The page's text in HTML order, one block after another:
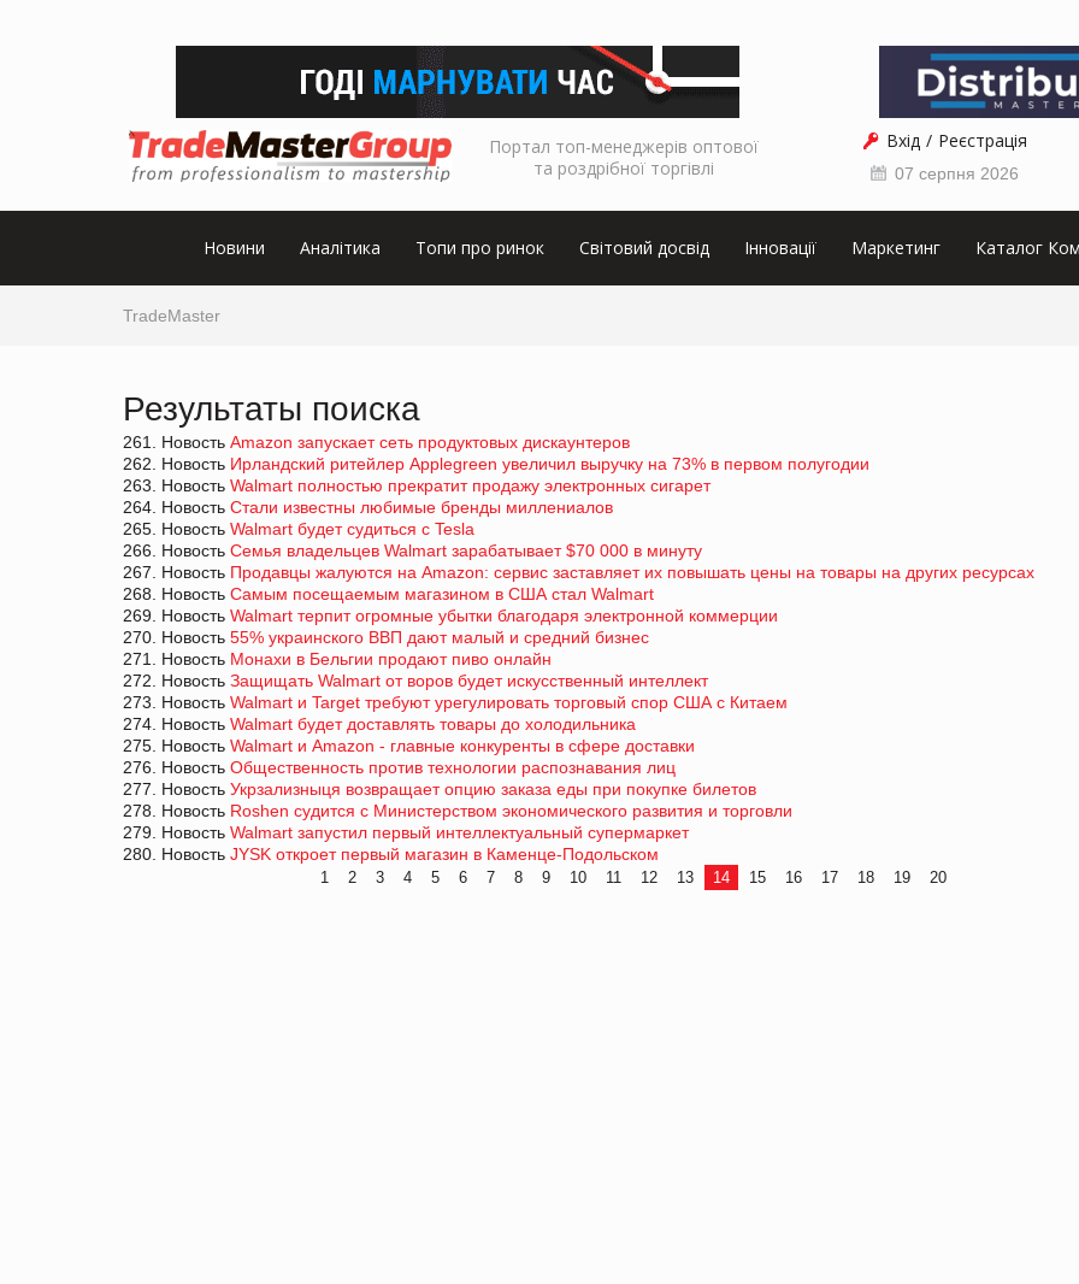
Портал топ-менеджерів оптової
та роздрібної торгівлі
Вхід Реєстрація
07 серпня 2026
Новини Аналітика Топи про ринок Світовий досвід Інновації Маркетинг Каталог
TradeMaster
Результаты поиска
261. Новость Amazon запускает сеть продуктовых дискаунтеров
262. Новость Ирландский ритейлер Applegreen увеличил выручку на 73% в первом полугодии
263. Новость Walmart полностью прекратит продажу электронных сигарет
264. Новость Стали известны любимые бренды миллениалов
265. Новость Walmart будет судиться с Tesla
266. Новость Семья владельцев Walmart зарабатывает $70 000 в минуту
267. Новость Продавцы жалуются на Amazon: сервис заставляет их повышать цены на товары на других ресурсах
268. Новость Самым посещаемым магазином в США стал Walmart
269. Новость Walmart терпит огромные убытки благодаря электронной коммерции
270. Новость 55% украинского ВВП дают малый и средний бизнес
271. Новость Монахи в Бельгии продают пиво онлайн
272. Новость Защищать Walmart от воров будет искусственный интеллект
273. Новость Walmart и Target требуют урегулировать торговый спор США с Китаем
274. Новость Walmart будет доставлять товары до холодильника
275. Новость Walmart и Amazon - главные конкуренты в сфере доставки
276. Новость Общественность против технологии распознавания лиц
277. Новость Укрзализныця возвращает опцию заказа еды при покупке билетов
278. Новость Roshen судится с Министерством экономического развития и торговли
279. Новость Walmart запустил первый интеллектуальный супермаркет
280. Новость JYSK откроет первый магазин в Каменце-Подольском
1 2 3 4 5 6 7 8 9 10 11 12 13 14 15 16 17 18 19 20